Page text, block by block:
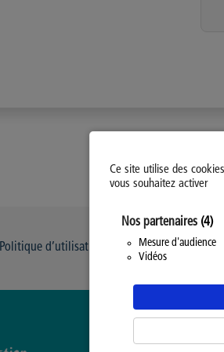
Ce site utilise des
vous souhaitez activer
Nos partenaires (4)
Mesure d'audience
Vidéos
Politique d’utilisation des Cookies